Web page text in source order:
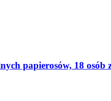
papierosów, 18 osób